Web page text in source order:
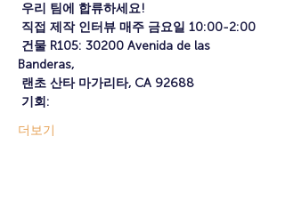
우리 팀에 합류하세요!
직접 제작 인터뷰 매주 금요일 10:00-2:00
건물 R105: 30200 Avenida de las
Banderas,
랜초 산타 마가리타, CA 92688
기회:
더보기